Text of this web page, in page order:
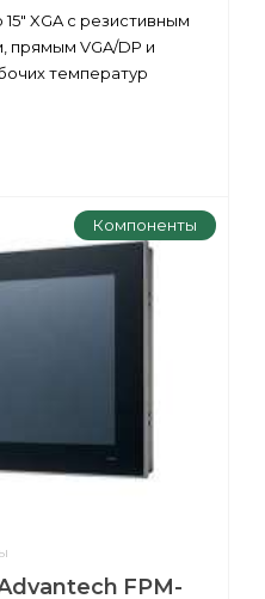
XGA с резистивным
прямым VGA/DP и
температур
Компоненты
FPM-